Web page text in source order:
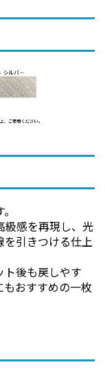
級感を再現し、光
引きつける仕上
ト後も戻しやす
おすすめの一枚